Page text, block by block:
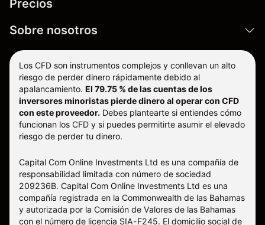
Precios
Sobre nosotros
Los CFD son instrumentos complejos y conllevan un alto
riesgo de perder dinero rápidamente debido al
apalancamiento. El 79.75 % de las cuentas de los
inversores minoristas pierde dinero al operar con CFD
con este proveedor. Debes plantearte si entiendes cómo
funcionan los CFD y si puedes permitirte asumir el elevado
riesgo de perder tu dinero.
Capital Com Online Investments Ltd es una compañía de
responsabilidad limitada con número de sociedad
209236B. Capital Com Online Investments Ltd es una
compañía registrada en la Commonwealth de las Bahamas
y autorizada por la Comisión de Valores de las Bahamas
con el número de licencia SIA-F245. El domicilio social de